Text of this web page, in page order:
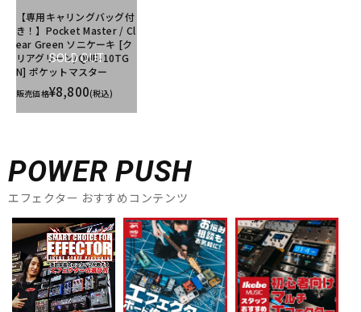
SOLD OUT
【専用キャリングバッグ付
き！】Pocket Master / Cl
ear Green ソニケーキ [ク
リアグリーン/QME-10TG
N] ポケットマスター
販売価格¥8,800(税込)
POWER PUSH
エフェクター おすすめコンテンツ